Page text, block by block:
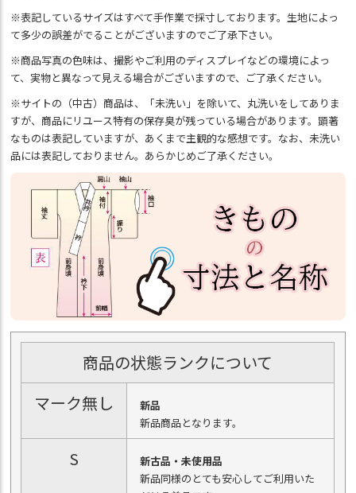
※表記しているサイズはすべて手作業で採寸しております。生地によっ
て多少の誤差がでることがございますのでご了承下さい。
※商品写真の色味は、撮影やご利用のディスプレイなどの環境によっ
て、実物と異なって見える場合がございますので、ご了承ください。
※サイトの（中古）商品は、「未洗い」を除いて、丸洗いをしてありま
すが、商品にリユース特有の保存臭が残っている場合があります。顕著
なものは表記していますが、あくまで主観的な感想です。なお、未洗い
品には表記しておりません。あらかじめご了承ください。
商品の状態ランクについて
マーク無し
新品
新品商品となります。
S
新古品・未使用品
新品同様のとても安心してご利用いた